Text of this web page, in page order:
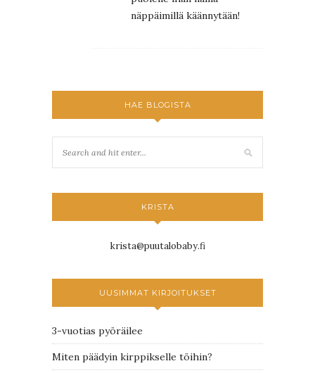
näppäimillä käännytään!
HAE BLOGISTA
KRISTA
krista@puutalobaby.fi
UUSIMMAT KIRJOITUKSET
3-vuotias pyöräilee
Miten päädyin kirppikselle töihin?